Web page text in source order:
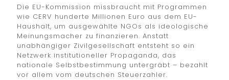
Die EU-Kommission missbraucht mit Programmen
wie CERV hunderte Millionen Euro aus dem EU-
Haushalt, um ausgewählte NGOs als ideologische
Meinungsmacher zu finanzieren. Anstatt
unabhängiger Zivilgesellschaft entsteht so ein
Netzwerk institutioneller Propaganda, das
nationale Selbstbestimmung untergräbt – bezahlt
vor allem vom deutschen Steuerzahler.